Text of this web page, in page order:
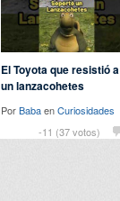
-11 (37 votos)
El Toyota que resistió a
un lanzacohetes
PorBabaenCuriosidades